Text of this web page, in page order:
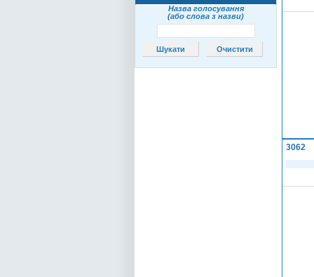
Назва голосування
(або слова з назви)
3062